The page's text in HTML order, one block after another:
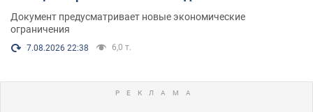
Документ предусматривает новые экономические
ограничения
7.08.2026 22:38 6,0 т.